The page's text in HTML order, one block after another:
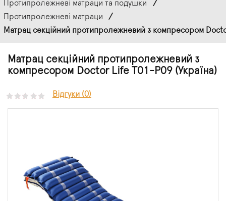
Протипролежневі матраци та подушки
Протипролежневі матраци
Матрац секційний протипролежневий з компресором
Матрац секційний протипролежневий з
компресором Doctor Life Т01-Р09 (Україна)
Відгуки (0)